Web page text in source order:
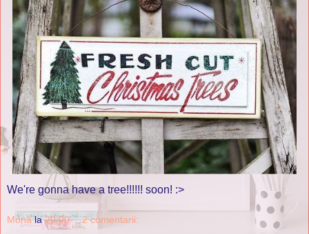
We're gonna have a tree!!!!!! soon! :>
Mona la20:00 2 comentarii: